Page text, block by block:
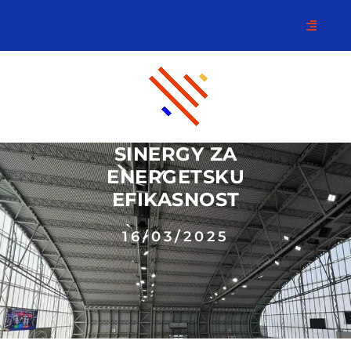
SINERGY ZA
ENERGETSKU
EFIKASNOST
16/03/2025